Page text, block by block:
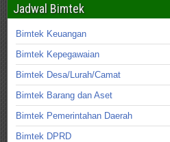
Jadwal Bimtek
Bimtek Keuangan
Bimtek Kepegawaian
Bimtek Desa/Lurah/Camat
Bimtek Barang dan Aset
Bimtek Pemerintahan Daerah
Bimtek DPRD